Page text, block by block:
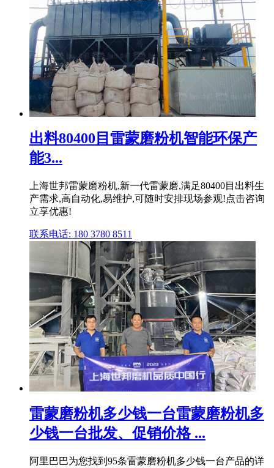
出料80400目雷蒙磨粉机智能环保产
能3...
上海世邦雷蒙磨粉机,新一代雷蒙磨,满足80400目出料生
产需求,高自动化,易维护,可随时安排现场参观!点击咨询
立享优惠!
联系电话: 180 3780 8511
雷蒙磨粉机多少钱一台雷蒙磨粉机多
少钱一台批发、促销价格 ...
阿里巴巴为您找到95条雷蒙磨粉机多少钱一台产品的详